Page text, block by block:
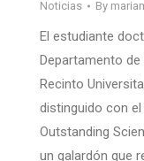
Noticias By
El estudiante
Departamento de
Recinto
distinguido con
Outstanding
un galardón que